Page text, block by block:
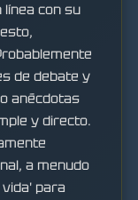
línea con su
de debate y
anécdotas
y directo.
a menudo
para